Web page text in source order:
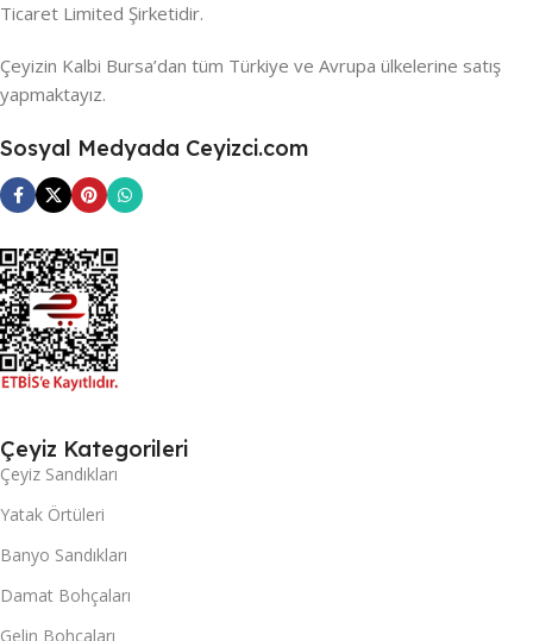
Ticaret Limited Şirketidir.
Çeyizin Kalbi Bursa’dan tüm Türkiye ve Avrupa ülkelerine satış
yapmaktayız.
Sosyal Medyada Ceyizci.com
Çeyiz Kategorileri
Çeyiz Sandıkları
Yatak Örtüleri
Banyo Sandıkları
Damat Bohçaları
Gelin Bohçaları